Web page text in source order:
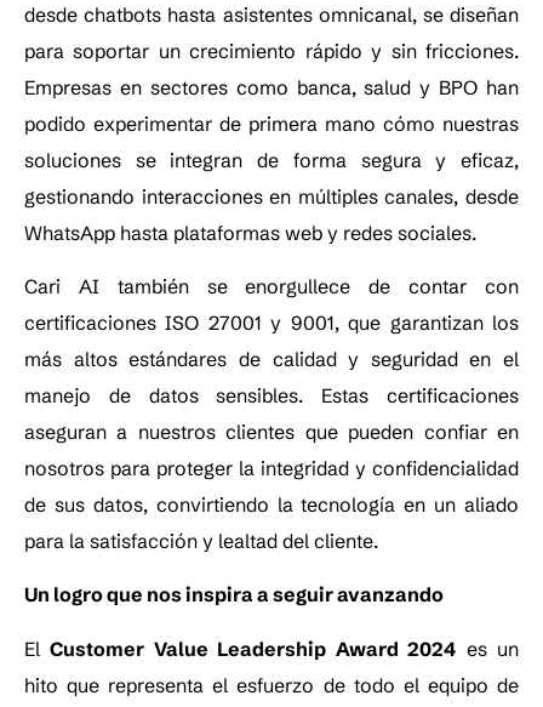
desde chatbots hasta asistentes omnicanal, se diseñan
para soportar un crecimiento rápido y sin fricciones.
Empresas en sectores como banca, salud y BPO han
podido experimentar de primera mano cómo nuestras
soluciones se integran de forma segura y eficaz,
gestionando interacciones en múltiples canales, desde
WhatsApp hasta plataformas web y redes sociales.
Cari AI también se enorgullece de contar con
certificaciones ISO 27001 y 9001, que garantizan los
más altos estándares de calidad y seguridad en el
manejo de datos sensibles. Estas certificaciones
aseguran a nuestros clientes que pueden confiar en
nosotros para proteger la integridad y confidencialidad
de sus datos, convirtiendo la tecnología en un aliado
para la satisfacción y lealtad del cliente.
Un logro que nos inspira a seguir avanzando
ElCustomer Value Leadership Award 2024 es un
hito que representa el esfuerzo de todo el equipo de